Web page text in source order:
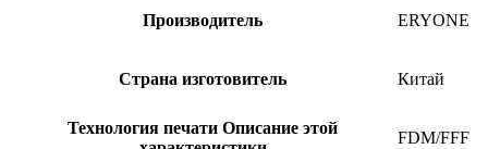
Производитель ERYONE
Страна изготовитель Китай
Технология печати Описание этой
FDM/FFF